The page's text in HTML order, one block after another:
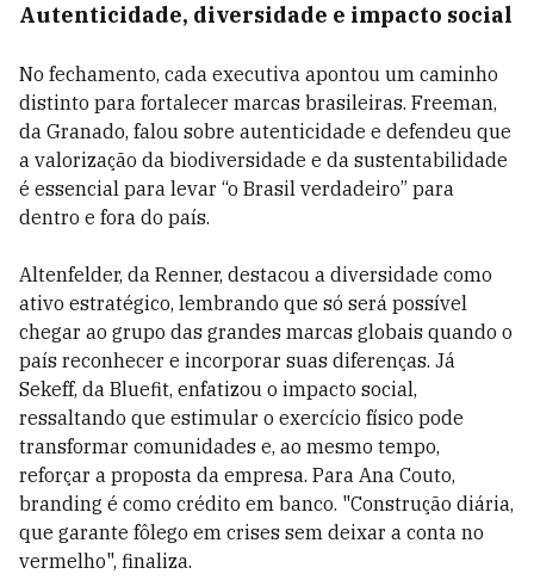
Autenticidade, diversidade e impacto social
No fechamento, cada executiva apontou um caminho
distinto para fortalecer marcas brasileiras. Freeman,
da Granado, falou sobre autenticidade e defendeu que
a valorização da biodiversidade e da sustentabilidade
é essencial para levar “o Brasil verdadeiro” para
dentro e fora do país.
Altenfelder, da Renner, destacou a diversidade como
ativo estratégico, lembrando que só será possível
chegar ao grupo das grandes marcas globais quando o
país reconhecer e incorporar suas diferenças. Já
Sekeff, da Bluefit, enfatizou o impacto social,
ressaltando que estimular o exercício físico pode
transformar comunidades e, ao mesmo tempo,
reforçar a proposta da empresa. Para Ana Couto,
branding é como crédito em banco. "Construção diária,
que garante fôlego em crises sem deixar a conta no
vermelho", finaliza.